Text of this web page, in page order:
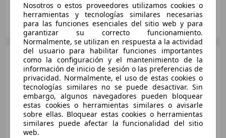
AUTOHERO MÁLAGA
ES-29001 MÁLAGA
Toyota Yaris Cross
€ 22.500
Preciojusto
Nosotros o estos proveedores utilizamos cookies o
herramientas y tecnologías similares necesarias
para las funciones esenciales del sitio web y para
garantizar su correcto funcionamiento.
Normalmente, se utilizan en respuesta a la actividad
del usuario para habilitar funciones importantes
como la configuración y el mantenimiento de la
información de inicio de sesión o las preferencias de
privacidad. Normalmente, el uso de estas cookies o
tecnologías similares no se puede desactivar. Sin
embargo, algunos navegadores pueden bloquear
estas cookies o herramientas similares o avisarle
sobre ellas. Bloquear estas cookies o herramientas
similares puede afectar la funcionalidad del sitio
web.